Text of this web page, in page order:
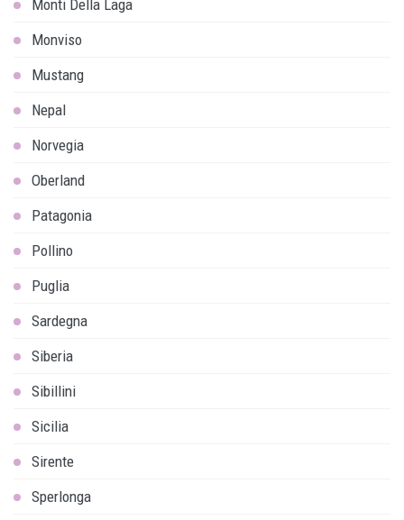
Monti Della Laga
Monviso
Mustang
Nepal
Norvegia
Oberland
Patagonia
Pollino
Puglia
Sardegna
Siberia
Sibillini
Sicilia
Sirente
Sperlonga